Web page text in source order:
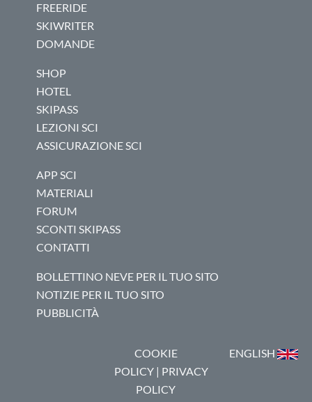
FREERIDE
SKIWRITER
DOMANDE
SHOP
HOTEL
SKIPASS
LEZIONI SCI
ASSICURAZIONE SCI
APP SCI
MATERIALI
FORUM
SCONTI SKIPASS
CONTATTI
BOLLETTINO NEVE PER IL TUO SITO
NOTIZIE PER IL TUO SITO
PUBBLICITÀ
COOKIE
POLICY| PRIVACY
POLICY
ENGLISH